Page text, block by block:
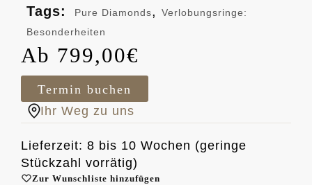
Tags: Pure Diamonds,
Verlobungsringe:
Besonderheiten
799,00€
Termin buchen
Ihr Weg zu uns
Lieferzeit: 8 bis 10 Wochen (geringe
Stückzahl vorrätig)
Zur Wunschliste hinzufügen